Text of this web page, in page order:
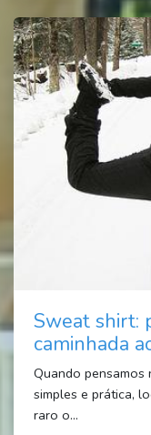
Sweat shirt:
caminhada
Quando pensamos
simples e prática,
raro o...